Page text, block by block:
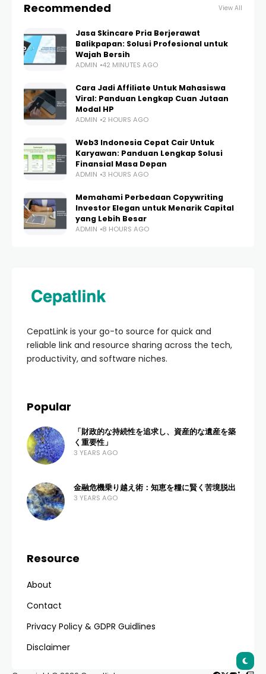
Recommended View All
Jasa Skincare Pria Berjerawat
Balikpapan: Solusi Profesional untuk
Wajah Bersih
ADMIN 42 MINUTES AGO
Cara Jadi Affiliate Untuk Mahasiswa
Viral: Panduan Lengkap Cuan Jutaan
Modal HP
ADMIN 2 HOURS AGO
Web3 Indonesia Cepat Cair Untuk
Karyawan: Panduan Lengkap Solusi
Finansial Masa Depan
ADMIN 3 HOURS AGO
Memahami Perbedaan Copywriting
Investor Elegan untuk Menarik Capital
yang Lebih Besar
ADMIN 8 HOURS AGO
CepatLink is your go-to source for quick and
reliable link and resource sharing across the tech,
productivity, and software niches.
Popular
「財政的な持続性を追求し、資産的な遺産を築
く重要性」
3 YEARS AGO
金融危機乗り越え術：知恵を糧に賢く苦境脱出
3 YEARS AGO
Resource
About
Contact
Privacy Policy & GDPR Guidlines
Disclaimer